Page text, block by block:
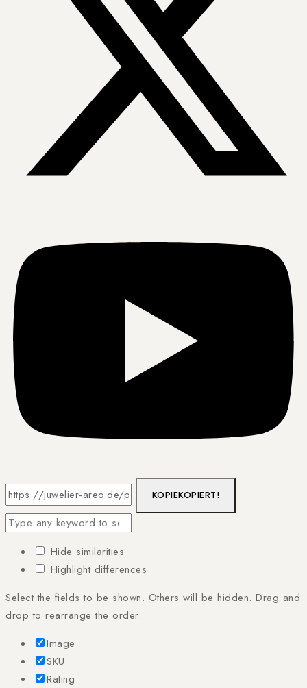
KOPIEKOPIERT!
Hide similarities
Highlight differences
Select the fields to be shown. Others will be hidden. Drag and
drop to rearrange the order.
Image
SKU
Rating